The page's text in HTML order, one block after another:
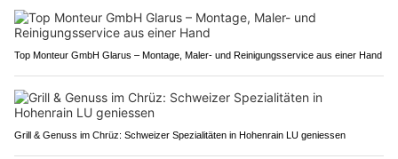
Top Monteur GmbH Glarus – Montage, Maler- und Reinigungsservice aus einer Hand
Grill & Genuss im Chrüz: Schweizer Spezialitäten in Hohenrain LU geniessen